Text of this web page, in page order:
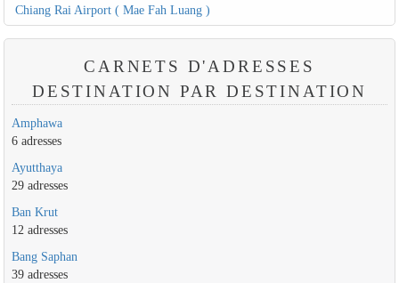
Chiang Rai Airport ( Mae Fah Luang )
CARNETS D'ADRESSES
DESTINATION PAR DESTINATION
Amphawa
6 adresses
Ayutthaya
29 adresses
Ban Krut
12 adresses
Bang Saphan
39 adresses